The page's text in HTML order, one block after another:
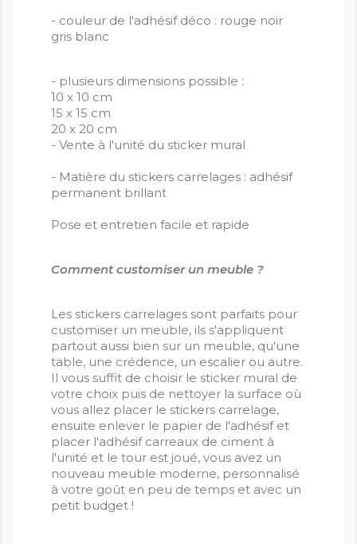
- couleur de l'adhésif déco : rouge noir
gris blanc
- plusieurs dimensions possible :
10 x 10 cm
15 x 15 cm
20 x 20 cm
- Vente à l'unité du sticker mural
- Matière du stickers carrelages : adhésif
permanent brillant
Pose et entretien facile et rapide
Comment customiser un meuble ?
Les stickers carrelages sont parfaits pour
customiser un meuble, ils s'appliquent
partout aussi bien sur un meuble, qu'une
table, une crédence, un escalier ou autre.
Il vous suffit de choisir le sticker mural de
votre choix puis de nettoyer la surface où
vous allez placer le stickers carrelage,
ensuite enlever le papier de l'adhésif et
placer l'adhésif carreaux de ciment à
l'unité et le tour est joué, vous avez un
nouveau meuble moderne, personnalisé
à votre goût en peu de temps et avec un
petit budget !